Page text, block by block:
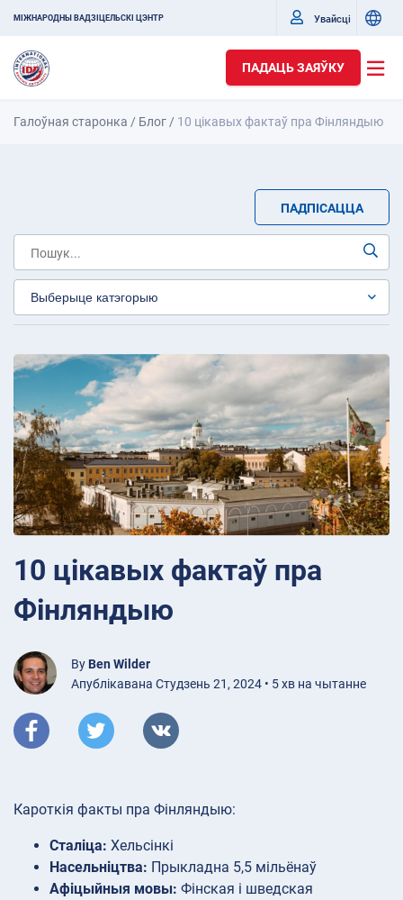
МІЖНАРОДНЫ ВАДЗІЦЕЛЬСКІ ЦЭНТР Увайсці
ПАДАЦЬ ЗАЯЎКУ
Галоўная старонка / Блог / 10 цікавых фактаў пра Фінляндыю
ПАДПІСАЦЦА
10 цікавых фактаў пра
Фінляндыю
By Ben Wilder
Апублікавана Студзень 21, 2024 • 5 хв на чытанне
Кароткія факты пра Фінляндыю:
Сталіца: Хельсінкі
Насельніцтва: Прыкладна 5,5 мільёнаў
Афіцыйныя мовы: Фінская і шведская